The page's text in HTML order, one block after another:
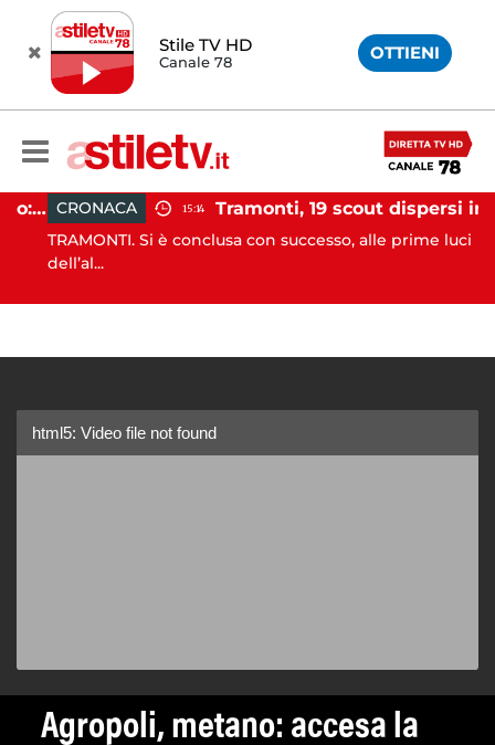
Stile TV HD
Canale 78 OTTIENI
Incidente agricolo nel Cilento: trattore si ribalta, muore 71enne CRONACA 15:14 Tramonti, 19 scout dispersi in montagna salvati dai vigili del fuoco
TRAMONTI. Si è conclusa con successo, alle prime luci
dell’al...
html5: Video file not found
Agropoli, metano: accesa la